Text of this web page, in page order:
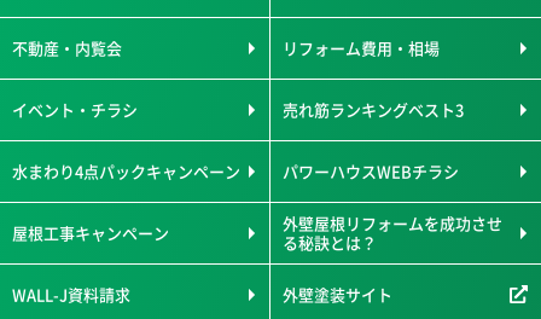
不動産・内覧会 リフォーム費用・相場
イベント・チラシ 売れ筋ランキングベスト3
水まわり4点パックキャンペーン パワーハウスWEBチラシ
屋根工事キャンペーン
外壁屋根リフォームを成功させ
る秘訣とは？
WALL-J資料請求 外壁塗装サイト